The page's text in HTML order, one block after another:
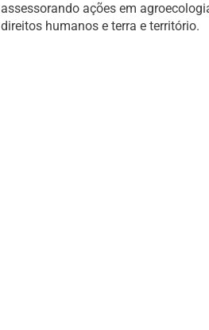
assessorando ações em
direitos humanos e terra e território.